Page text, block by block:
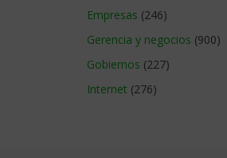
Empresas (246)
Gerencia y negocios (900)
Gobiernos (227)
Internet (276)